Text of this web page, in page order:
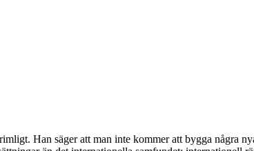
Han säger att man inte kommer att bygga några